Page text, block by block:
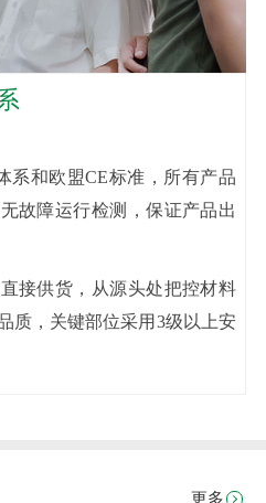
系和欧盟CE标准，所有产品
故障运行检测，保证产品出
接供货，从源头处把控材料
质，关键部位采用3级以上安
更多